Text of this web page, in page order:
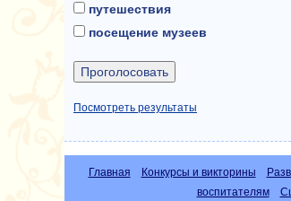
путешествия
посещение музеев
Посмотреть результаты
Главная Конкурсы и викторины
воспитателям